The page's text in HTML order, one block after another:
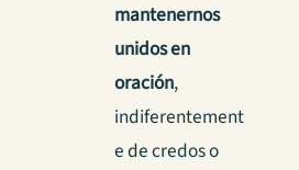
mantenernos
unidos en
oración,
indiferentement
e de credos o